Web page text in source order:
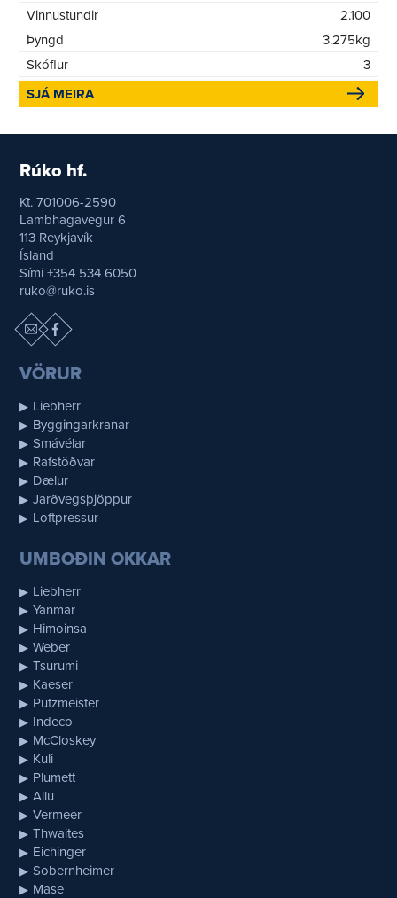
Vinnustundir
2.100
Þyngd
3.275kg
Skóflur
3
SJÁ MEIRA
Rúko hf.
Kt. 701006-2590
Lambhagavegur 6
113 Reykjavík
Ísland
Sími +354 534 6050
ruko@ruko.is
VÖRUR
Liebherr
Byggingarkranar
Smávélar
Rafstöðvar
Dælur
Jarðvegsþjöppur
Loftpressur
UMBOÐIN OKKAR
Liebherr
Yanmar
Himoinsa
Weber
Tsurumi
Kaeser
Putzmeister
Indeco
McCloskey
Kuli
Plumett
Allu
Vermeer
Thwaites
Eichinger
Sobernheimer
Mase